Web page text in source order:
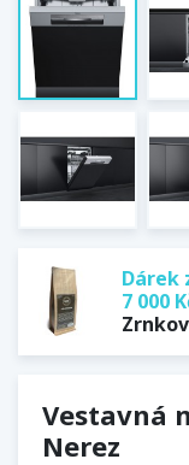
Dárek
7 000
Vestavná
Nerez